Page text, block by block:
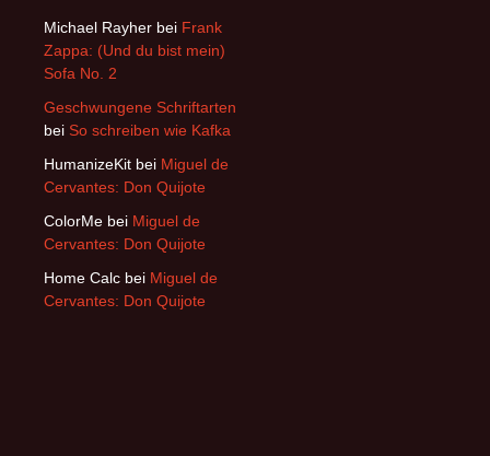
Michael Rayher bei Frank
Zappa: (Und du bist mein)
Sofa No. 2
Geschwungene Schriftarten
bei So schreiben wie Kafka
HumanizeKit bei Miguel de
Cervantes: Don Quijote
ColorMe bei Miguel de
Cervantes: Don Quijote
Home Calc bei Miguel de
Cervantes: Don Quijote